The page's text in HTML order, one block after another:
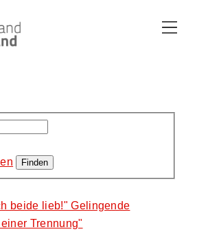
beide lieb!" Gelingende
Trennung"